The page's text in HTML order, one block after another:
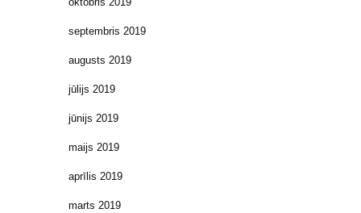
septembris 2019
augusts 2019
jūlijs 2019
jūnijs 2019
maijs 2019
aprīlis 2019
marts 2019